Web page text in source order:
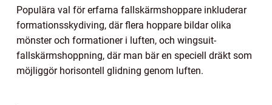
Populära val för erfarna fallskärmshoppare inkluderar
formationsskydiving, där flera hoppare bildar olika
mönster och formationer i luften, och wingsuit-
fallskärmshoppning, där man bär en speciell dräkt som
möjliggör horisontell glidning genom luften.